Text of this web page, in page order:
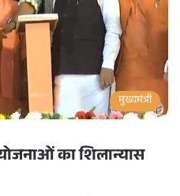
मुख्यमंत्री
का शिलान्यास